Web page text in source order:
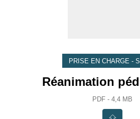
PRISE EN CHARGE -
Réanimation
PDF - 4,4 MB